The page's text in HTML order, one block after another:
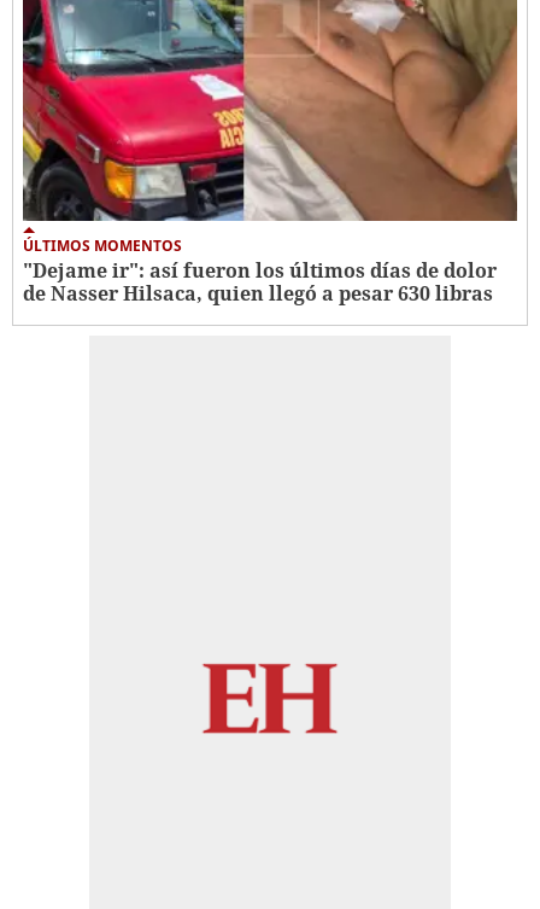
ÚLTIMOS MOMENTOS
"Dejame ir": así fueron los últimos días de dolor
de Nasser Hilsaca, quien llegó a pesar 630 libras